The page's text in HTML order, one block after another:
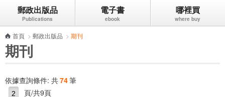
跳到主要內容區塊
郵政出版品 電子書 哪裡買
首頁 > 郵政出版品 > 期刊
期刊
依據查詢條件: 共74筆
頁/共9頁